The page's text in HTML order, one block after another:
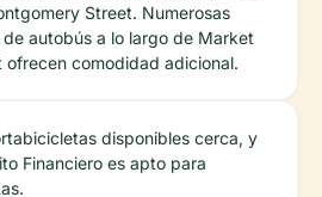
Street. Numerosas
de autobús a lo largo de Market
ofrecen comodidad adicional.
disponibles cerca, y
Financiero es apto para